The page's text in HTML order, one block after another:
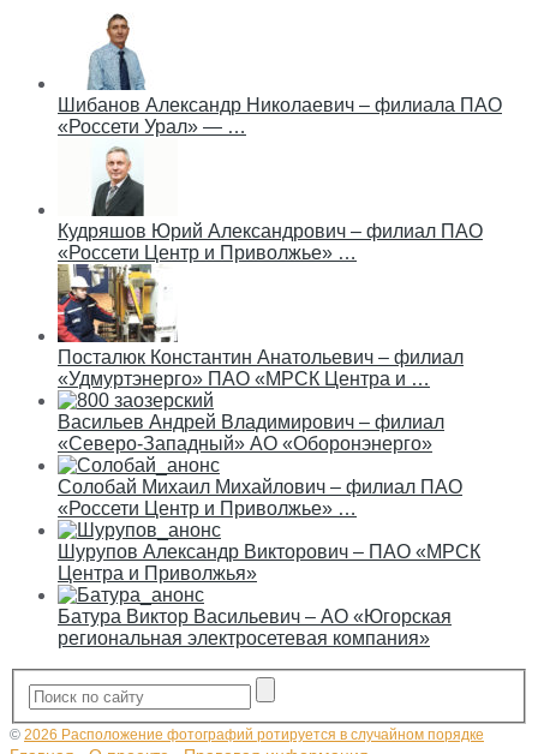
Шибанов Александр Николаевич – филиала ПАО
«Россети Урал» — …
Кудряшов Юрий Александрович – филиал ПАО
«Россети Центр и Приволжье» …
Посталюк Константин Анатольевич – филиал
«Удмуртэнерго» ПАО «МРСК Центра и …
Васильев Андрей Владимирович – филиал
«Северо-Западный» АО «Оборонэнерго»
Солобай Михаил Михайлович – филиал ПАО
«Россети Центр и Приволжье» …
Шурупов Александр Викторович – ПАО «МРСК
Центра и Приволжья»
Батура Виктор Васильевич – АО «Югорская
региональная электросетевая компания»
© 2026 Расположение фотографий ротируется в случайном порядке